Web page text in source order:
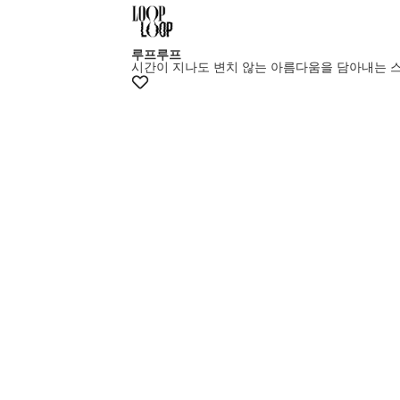
루프루프
시간이 지나도 변치 않는 아름다움을 담아내는